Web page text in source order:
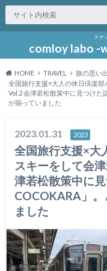
スナ
comloy labo -
HOME TRAVEL 旅の思い
全国旅行支援×大人の休日倶楽
Vol.2 会津若松散策中に見つけ
が揃っていました
2023.01.31 2023
全国旅行支援×大
スキーをして会
津若松散策中に
COCOKARA」
ました